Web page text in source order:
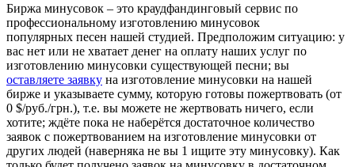
Биржа минусовок – это краудфандинговый сервис по
профессиональному изготовлению минусовок
популярных песен нашей студией. Предположим ситуацию: у
вас нет или не хватает денег на оплату наших услуг по
изготовлению минусовки существующей песни; вы
оставляете заявку на изготовление минусовки на нашей
бирже и указываете сумму, которую готовы пожертвовать (от
0 $/руб./грн.), т.е. вы можете не жертвовать ничего, если
хотите; ждёте пока не наберётся достаточное количество
заявок с пожертвованием на изготовление минусовки от
других людей (наверняка не вы 1 ищите эту минусовку). Как